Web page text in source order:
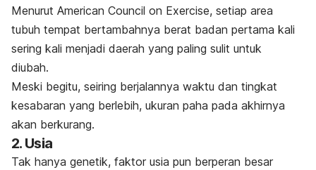
Menurut American Council on Exercise, setiap area
tubuh tempat bertambahnya berat badan pertama kali
sering kali menjadi daerah yang paling sulit untuk
diubah.
Meski begitu, seiring berjalannya waktu dan tingkat
kesabaran yang berlebih, ukuran paha pada akhirnya
akan berkurang.
2. Usia
Tak hanya genetik, faktor usia pun berperan besar